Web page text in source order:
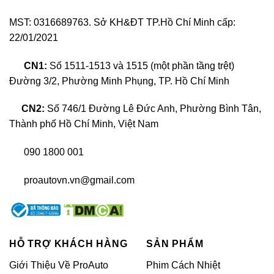
Cách âm chống ồn xe Porsche Panamera
Nguyên nhân tạo ra tiếng ồn xe Porsche
MST: 0316689763. Sở KH&ĐT TP.Hồ Chí Minh cấp:
22/01/2021
CN1: Số 1511-1513 và 1515 (một phần tầng trệt)
Đường 3/2, Phường Minh Phụng, TP. Hồ Chí Minh
CN2: Số 746/1 Đường Lê Đức Anh, Phường Bình Tân,
Thành phố Hồ Chí Minh, Việt Nam
090 1800 001
proautovn.vn@gmail.com
HỖ TRỢ KHÁCH HÀNG
Giới Thiệu Về ProAuto
SẢN PHẨM
Phim Cách Nhiệt